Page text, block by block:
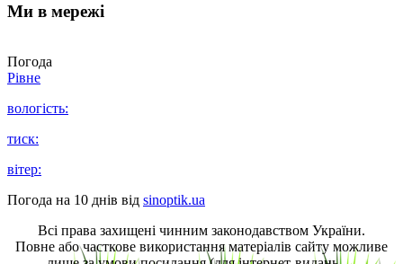
Ми в мережі
Погода
Рівне
вологість:
тиск:
вітер:
Погода на 10 днів від sinoptik.ua
Всі права захищені чинним законодавством України.
Повне або часткове використання матеріалів сайту можливе